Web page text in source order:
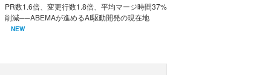
PR数1.6倍、変更行数1.8倍、平均マージ時間37%
削減──ABEMAが進めるAI駆動開発の現在地
NEW